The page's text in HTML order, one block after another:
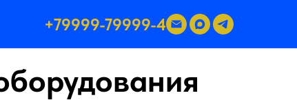
+79999-79999-4